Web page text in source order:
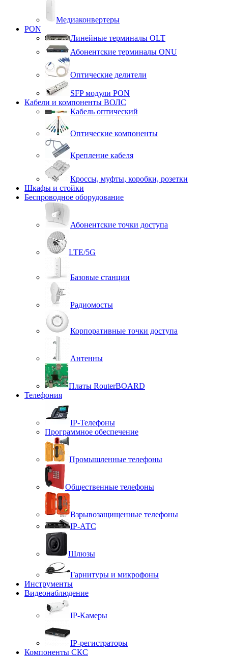
Медиаконвертеры
PON
Линейные терминалы OLT
Абонентские терминалы ONU
Оптические делители
SFP модули PON
Кабели и компоненты ВОЛС
Кабель оптический
Оптические компоненты
Крепление кабеля
Кроссы, муфты, коробки, розетки
Шкафы и стойки
Беспроводное оборудование
Абонентские точки доступа
LTE/5G
Базовые станции
Радиомосты
Корпоративные точки доступа
Антенны
Платы RouterBOARD
Телефония
IP-Телефоны
Программное обеспечение
Промышленные телефоны
Общественные телефоны
Взрывозащищенные телефоны
IP-АТС
Шлюзы
Гарнитуры и микрофоны
Инструменты
Видеонаблюдение
IP-Камеры
IP-регистраторы
Компоненты СКС